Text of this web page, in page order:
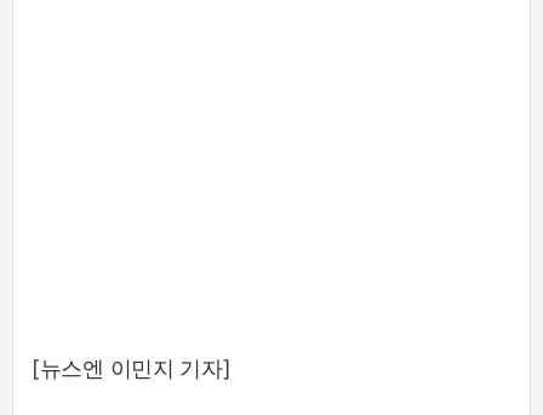
[뉴스엔 이민지 기자]